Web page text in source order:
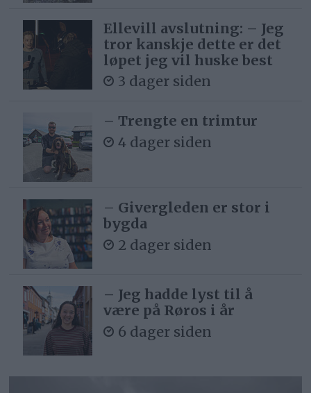
Ellevill avslutning: – Jeg
tror kanskje dette er det
løpet jeg vil huske best
3 dager siden
– Trengte en trimtur
4 dager siden
– Givergleden er stor i
bygda
2 dager siden
– Jeg hadde lyst til å
være på Røros i år
6 dager siden